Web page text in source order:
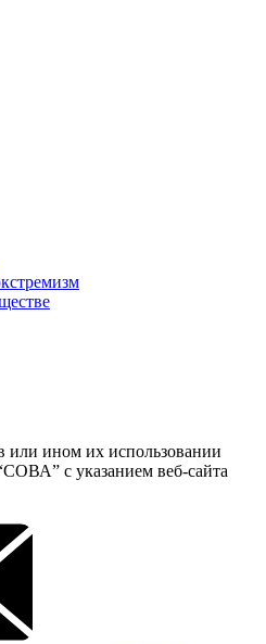
или ином их использовании
с указанием веб-сайта